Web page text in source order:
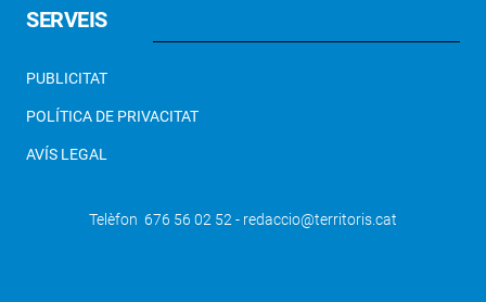
SERVEIS
PUBLICITAT
POLÍTICA DE PRIVACITAT
AVÍS LEGAL
Telèfon 676 56 02 52 - redaccio@territoris.cat